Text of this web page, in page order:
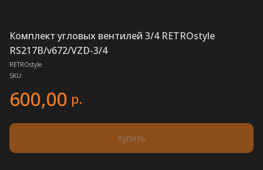
Комплект угловых вентилей 3/4 RETROstyle
RS217B/v672/VZD-3/4
RETROstyle
SKU:
600,00 р.
Купить